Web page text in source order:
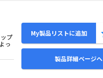
プ
っ
My製品リストに追加
製品詳細ページへ